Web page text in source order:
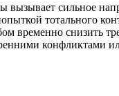
сильное
тотального
временно снизить
конфликтами